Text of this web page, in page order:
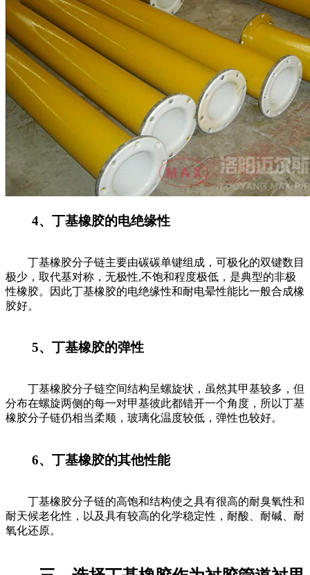
4、丁基橡胶的电绝缘性
丁基橡胶分子链主要由碳碳单键组成，可极化的双键数目
极少，取代基对称，无极性,不饱和程度极低，是典型的非极
性橡胶。因此丁基橡胶的电绝缘性和耐电晕性能比一般合成橡
胶好。
5、丁基橡胶的弹性
丁基橡胶分子链空间结构呈螺旋状，虽然其甲基较多，但
分布在螺旋两侧的每一对甲基彼此都错开一个角度，所以丁基
橡胶分子链仍相当柔顺，玻璃化温度较低，弹性也较好。
6、丁基橡胶的其他性能
丁基橡胶分子链的高饱和结构使之具有很高的耐臭氧性和
耐天候老化性，以及具有较高的化学稳定性，耐酸、耐碱、耐
氧化还原。